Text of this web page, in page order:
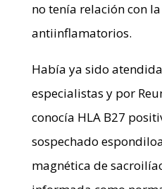
no tenía relación con
antiinflamatorios.
Había ya sido
especialistas y por
conocía HLA B27
sospechado
magnética de